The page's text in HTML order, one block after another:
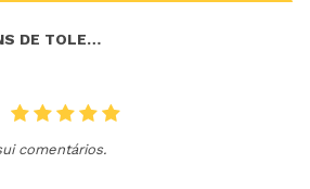
MARIA LUISA MARTINS DE TOLEDO
comentários.